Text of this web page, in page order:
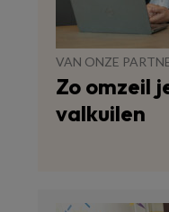
VAN ONZE
Zo omzeil
valkuilen